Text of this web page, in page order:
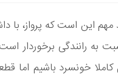
این است که پرواز، با
به رانندگی برخوردار
خونسرد باشیم اما